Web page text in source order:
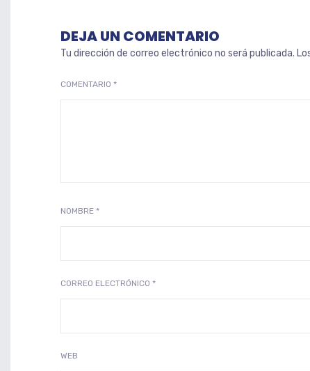
DEJA UN COMENTARIO
Tu dirección de correo electrónico no será publicada.
COMENTARIO *
NOMBRE *
CORREO ELECTRÓNICO *
WEB